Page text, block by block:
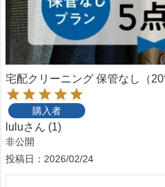
宅配クリーニング 保管なし（
購入者
lulu 1
非公開
投稿日
2026/02/24